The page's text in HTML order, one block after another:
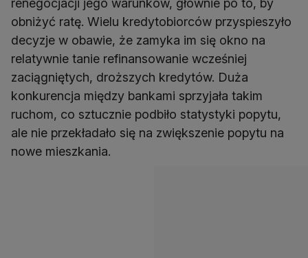
renegocjacji jego warunków, głównie po to, by
obniżyć ratę. Wielu kredytobiorców przyspieszyło
decyzje w obawie, że zamyka im się okno na
relatywnie tanie refinansowanie wcześniej
zaciągniętych, droższych kredytów. Duża
konkurencja między bankami sprzyjała takim
ruchom, co sztucznie podbiło statystyki popytu,
ale nie przekładało się na zwiększenie popytu na
nowe mieszkania.